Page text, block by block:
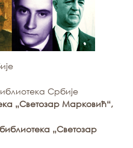
Србије
„Светозар Марковић“,
„Светозар